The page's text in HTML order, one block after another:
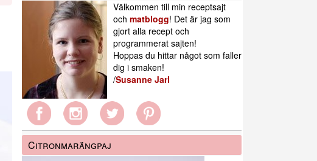
Välkommen till min receptsajt
och matblogg! Det är jag som
gjort alla recept och
programmerat sajten!
Hoppas du hittar något som faller
dig i smaken!
/Susanne Jarl
Citronmarängpaj